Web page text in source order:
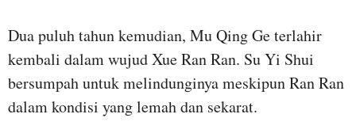
Dua puluh tahun kemudian, Mu Qing Ge terlahir
kembali dalam wujud Xue Ran Ran. Su Yi Shui
bersumpah untuk melindunginya meskipun Ran Ran
dalam kondisi yang lemah dan sekarat.